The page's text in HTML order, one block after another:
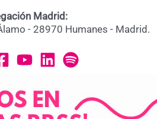
Madrid:
- 28970 Humanes - Madrid.